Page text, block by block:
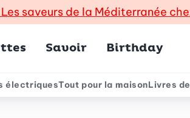
Les saveurs de la Méditerranée
Savoir Birthday
électriquesTout pour la maisonLivres